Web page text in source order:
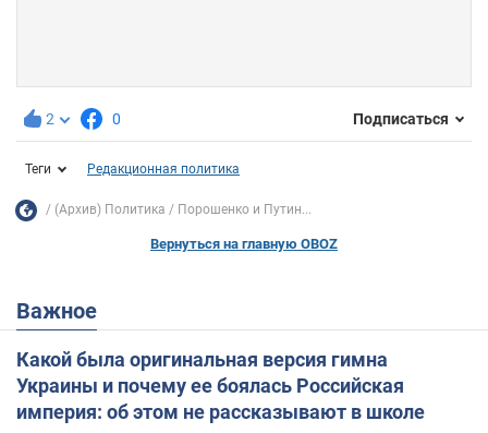
2 0 Подписаться
Теги Редакционная политика
(Архив) Политика Порошенко и Путин...
Вернуться на главную OBOZ
Важное
Какой была оригинальная версия гимна
Украины и почему ее боялась Российская
империя: об этом не рассказывают в школе